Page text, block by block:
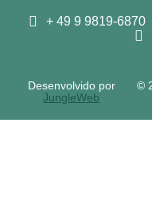
+ 49 9 9819-6870
©
Desenvolvido por
JungleWeb